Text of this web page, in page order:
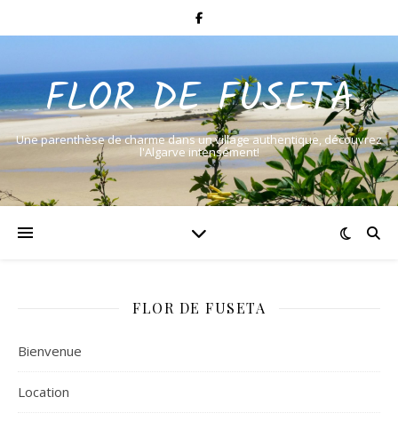
FLOR DE FUSETA
Une parenthèse de charme dans un village authentique, découvrez
l'Algarve intensément!
FLOR DE FUSETA
Bienvenue
Location